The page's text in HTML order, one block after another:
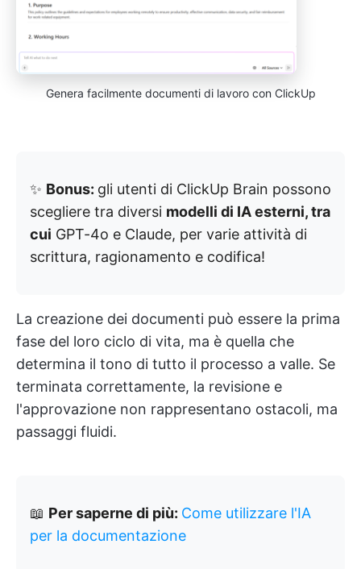
Genera facilmente documenti di lavoro con ClickUp
✨ Bonus: gli utenti di ClickUp Brain possono
scegliere tra diversi modelli di IA esterni, tra
cui GPT-4o e Claude, per varie attività di
scrittura, ragionamento e codifica!
La creazione dei documenti può essere la prima
fase del loro ciclo di vita, ma è quella che
determina il tono di tutto il processo a valle. Se
terminata correttamente, la revisione e
l'approvazione non rappresentano ostacoli, ma
passaggi fluidi.
📖 Per saperne di più: Come utilizzare l'IA
per la documentazione